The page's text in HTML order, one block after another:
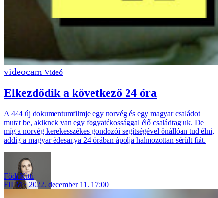
Videó
Elkezdődik a következő 24 óra
A 444 új dokumentumfilmje egy norvég és egy magyar családot
mutat be, akiknek van egy fogyatékossággal élő családtagjuk. De
míg a norvég kerekesszékes gondozói segítségével önállóan tud élni,
addig a magyar édesanya 24 órában ápolja halmozottan sérült fiát.
Fődi Kitti
FILM
2022. december 11. 17:00